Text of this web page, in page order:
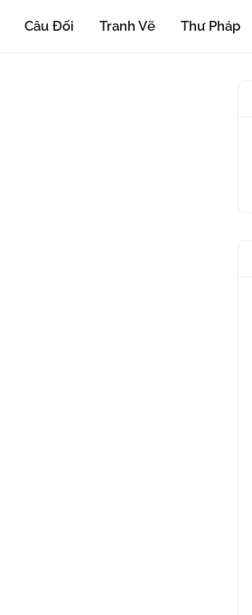
Câu Đối Tranh Vẽ Thư Pháp